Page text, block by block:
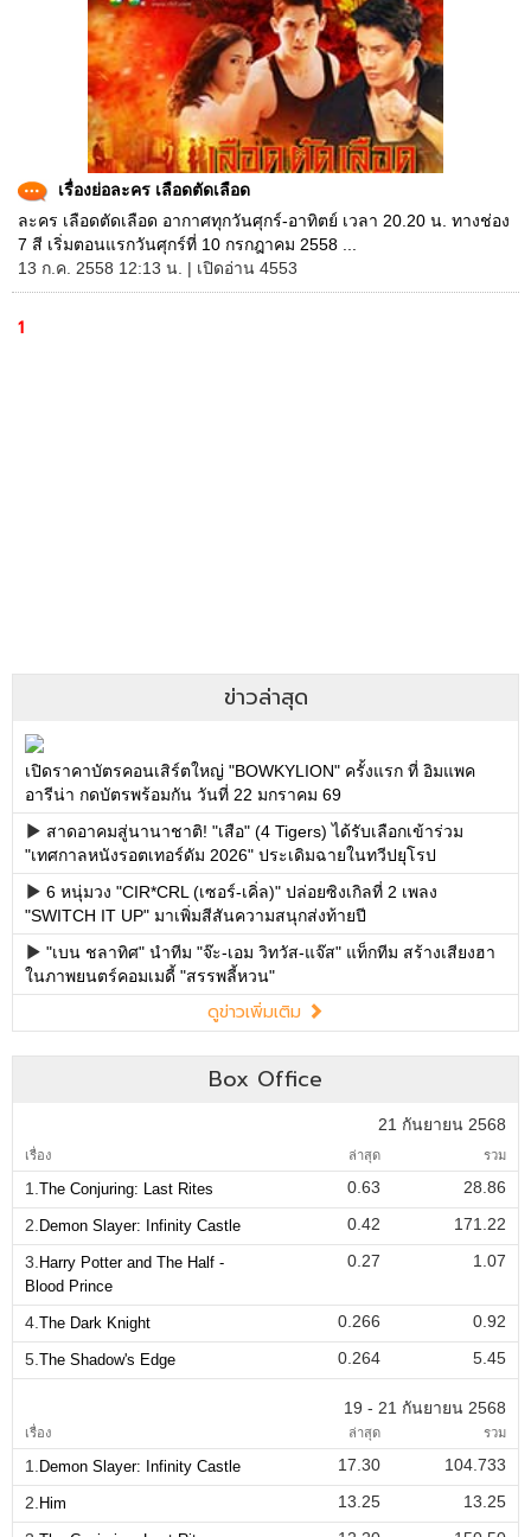
เรื่องย่อละคร เลือดตัดเลือด
ละคร เลือดตัดเลือด อากาศทุกวันศุกร์-อาทิตย์ เวลา 20.20 น. ทางช่อง
7 สี เริ่มตอนแรกวันศุกร์ที่ 10 กรกฎาคม 2558 ...
13 ก.ค. 2558 12:13 น. | เปิดอ่าน 4553
1
ข่าวล่าสุด
เปิดราคาบัตรคอนเสิร์ตใหญ่ "BOWKYLION" ครั้งแรก ที่ อิมแพค
อารีน่า กดบัตรพร้อมกัน วันที่ 22 มกราคม 69
สาดอาคมสู่นานาชาติ! "เสือ" (4 Tigers) ได้รับเลือกเข้าร่วม
"เทศกาลหนังรอตเทอร์ดัม 2026" ประเดิมฉายในทวีปยุโรป
6 หนุ่มวง "CIR*CRL (เซอร์-เคิ่ล)" ปล่อยซิงเกิลที่ 2 เพลง
"SWITCH IT UP" มาเพิ่มสีสันความสนุกส่งท้ายปี
"เบน ชลาทิศ" นำทีม "จ๊ะ-เอม วิทวัส-แจ๊ส" แท็กทีม สร้างเสียงฮา
ในภาพยนตร์คอมเมดี้ "สรรพลี้หวน"
ดูข่าวเพิ่มเติม
Box Office
21 กันยายน 2568
เรื่อง ล่าสุด รวม
1. The Conjuring: Last Rites 0.63
28.86
2. Demon Slayer: Infinity Castle 0.42
171.22
3. Harry Potter and The Half -
Blood Prince
0.27 1.07
4. The Dark Knight 0.266
0.92
5. The Shadow's Edge 0.264 5.45
19 - 21 กันยายน 2568
เรื่อง ล่าสุด รวม
1. Demon Slayer: Infinity Castle 17.30
104.733
2. Him 13.25
13.25